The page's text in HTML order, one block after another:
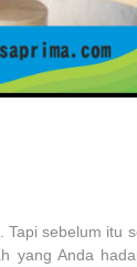
Tapi sebelum itu
yang Anda